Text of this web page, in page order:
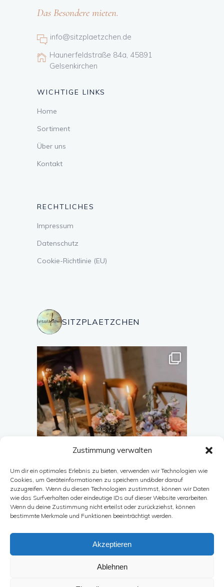
Zustimmung verwalten
Um dir ein optimales Erlebnis zu bieten, verwenden wir Technologien wie
Cookies, um Geräteinformationen zu speichern und/oder darauf
zuzugreifen. Wenn du diesen Technologien zustimmst, können wir Daten
wie das Surfverhalten oder eindeutige IDs auf dieser Website verarbeiten.
Wenn du deine Zustimmung nicht erteilst oder zurückziehst, können
bestimmte Merkmale und Funktionen beeinträchtigt werden.
Akzeptieren
Ablehnen
Das Besondere mieten.
info@sitzplaetzchen.de
Haunerfeldstraße 84a, 45891
Gelsenkirchen
WICHTIGE LINKS
Home
Sortiment
Über uns
Kontakt
RECHTLICHES
Impressum
Datenschutz
Cookie-Richtlinie (EU)
SITZPLAETZCHEN
Auf Instagram folgen
©Sitzplätzchen. Alle Rechte vorbehalten. Made